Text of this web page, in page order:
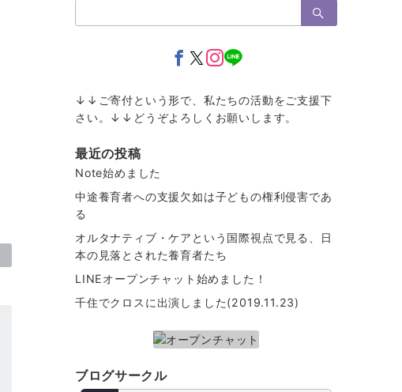
索：
↓↓ご寄付という形で、私たちの活動をご支援下
さい。↓↓どうぞよろしくお願いします。
最近の投稿
Note始めました
中途養育者への支援欠如は子どもの権利侵害であ
る
オルタナティブ・ケアという国際視点で見る、日
本の見落とされた養育者たち
LINEオープンチャット始めました！
千住でクロスに出演しました(2019.11.23)
ブログサークル